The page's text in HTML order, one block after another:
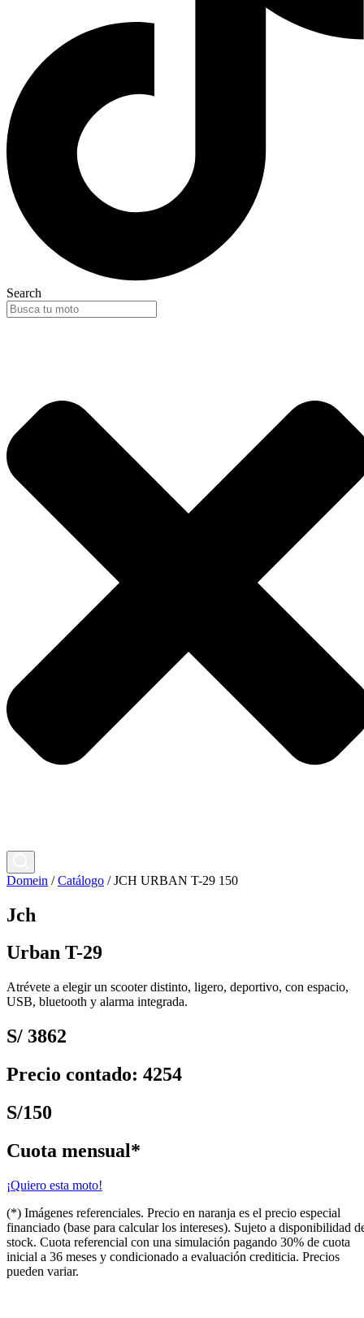
Search
Domein / Catálogo / JCH URBAN T-29 150
Jch
Urban T-29
Atrévete a elegir un scooter distinto, ligero, deportivo, con espacio,
USB, bluetooth y alarma integrada.
S/ 3862
Precio contado: 4254
S/150
Cuota mensual*
¡Quiero esta moto!
(*) Imágenes referenciales. Precio en naranja es el precio especial
financiado (base para calcular los intereses). Sujeto a disponibilidad
stock. Cuota referencial con una simulación pagando 30% de cuota
inicial a 36 meses y condicionado a evaluación crediticia. Precios
pueden variar.